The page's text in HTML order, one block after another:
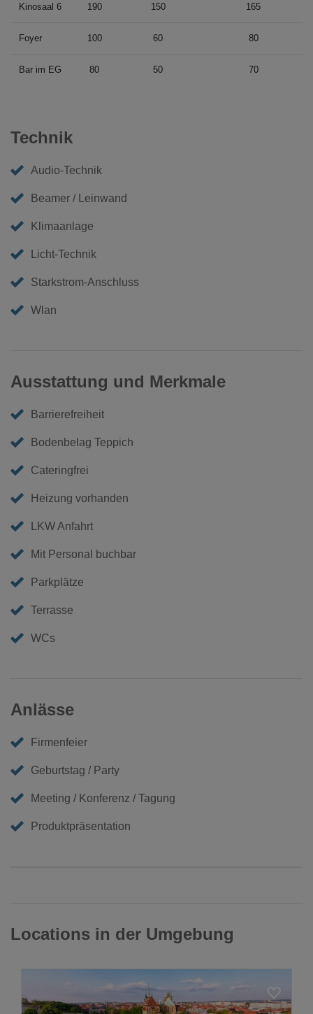
Kinosaal 6 190 150 165
Foyer 100 60 80
Bar im EG 80 50 70
Technik
Audio-Technik
Beamer / Leinwand
Klimaanlage
Licht-Technik
Starkstrom-Anschluss
Wlan
Ausstattung und Merkmale
Barrierefreiheit
Bodenbelag Teppich
Cateringfrei
Heizung vorhanden
LKW Anfahrt
Mit Personal buchbar
Parkplätze
Terrasse
WCs
Anlässe
Firmenfeier
Geburtstag / Party
Meeting / Konferenz / Tagung
Produktpräsentation
Locations in der Umgebung